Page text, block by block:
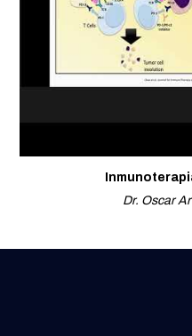
Dr. Oscar